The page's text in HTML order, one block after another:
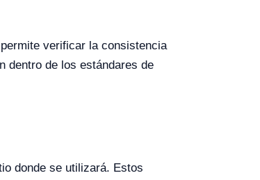
verificar la consistencia
dentro de los estándares de
donde se utilizará. Estos